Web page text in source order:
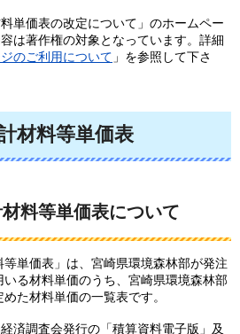
料単価表の改定について」のホームペー
は著作権の対象となっています。詳細
のご利用について 」を参照して下さ
材料等単価表
料等単価表について
等単価表」は、宮崎県環境森林部が発注
る材料単価のうち、宮崎県環境森林部
た材料単価の一覧表です。
済調査会発行の「積算資料電子版」及